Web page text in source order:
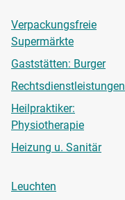
Verpackungsfreie
Supermärkte
Gaststätten: Burger
Rechtsdienstleistungen
Heilpraktiker:
Physiotherapie
Heizung u. Sanitär
Leuchten